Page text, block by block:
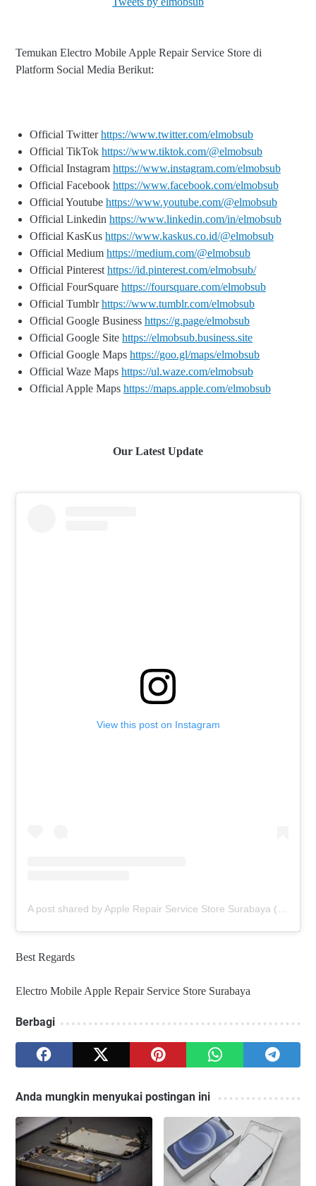
Temukan Electro Mobile Apple Repair Service Store di
Platform Social Media Berikut:
Official Twitterhttps://www.twitter.com/elmobsub
Official TikTok https://www.tiktok.com/@elmobsub
Official Instagram https://www.instagram.com/elmobsub
Official Facebook https://www.facebook.com/elmobsub
Official Youtube https://www.youtube.com/@elmobsub
Official Linkedin https://www.linkedin.com/in/elmobsub
Official KasKus https://www.kaskus.co.id/@elmobsub
Official Medium https://medium.com/@elmobsub
Official Pinterest https://id.pinterest.com/elmobsub/
Official FourSquare https://foursquare.com/elmobsub
Official Tumblrhttps://www.tumblr.com/elmobsub
Official Google Business https://g.page/elmobsub
Official Google Site https://elmobsub.business.site
Official Google Maps https://goo.gl/maps/elmobsub
Official Waze Maps https://ul.waze.com/elmobsub
Official Apple Maps https://maps.apple.com/elmobsub
Our Latest Update
View this post on Instagram
Best Regards
Electro Mobile Apple Repair Service Store Surabaya
Berbagi
Anda mungkin menyukai postingan ini